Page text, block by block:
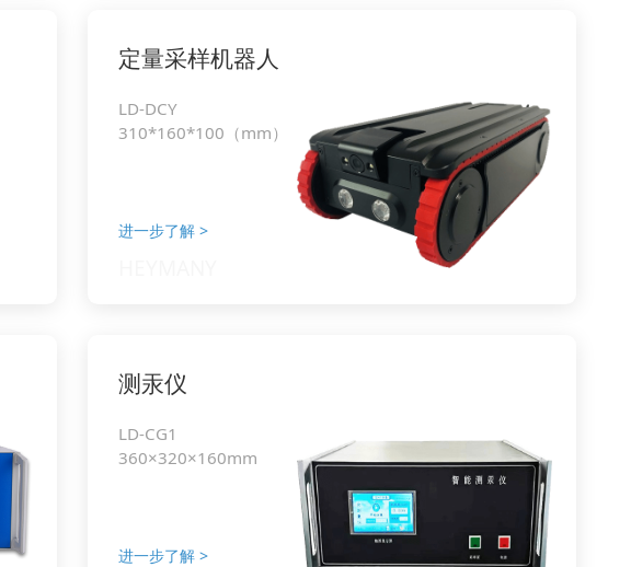
定量采样机器人
LD-DCY
310*160*100（mm）
进一步了解>
测汞仪
LD-CG1
360×320×160mm
进一步了解>